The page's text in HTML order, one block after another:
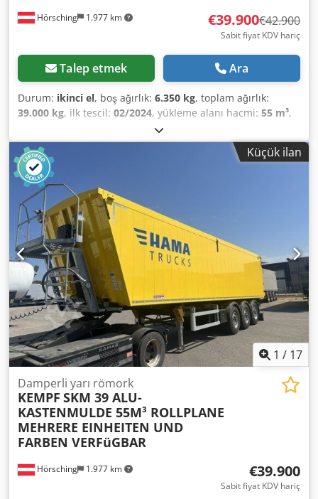
Hörsching 1.977 km €39.900€42.900
Sabit fiyat KDV hariç
Talep etmek Ara
Durum: ikinci el, boş ağırlık: 6.350 kg, toplam ağırlık:
39.000 kg, ilk tescil: 02/2024, yükleme alanı hacmi: 55 m³,
, Donanım:ABS
kasa 55m³ | Rulo brandası, ayakta durma platformu | Jost
akslar disk frenli | 1. aks kaldırılabilir | Alüminyum kasa |
Düşme destekleri | 1x alet kutusu | Kombine kapak | Hata,
giriş hatası ve ön satış hakkı saklıdır. Crsdpfx Ajxtp Eajmgof
Küçük ilan
1 / 17
Hörsching 1.977 km
Damperli yarı römork
KEMPF SKM 39 ALU-
KASTENMULDE 55M³ ROLLPLANE
MEHRERE EINHEITEN UND
FARBEN VERFüGBAR
€39.900
Sabit fiyat KDV hariç